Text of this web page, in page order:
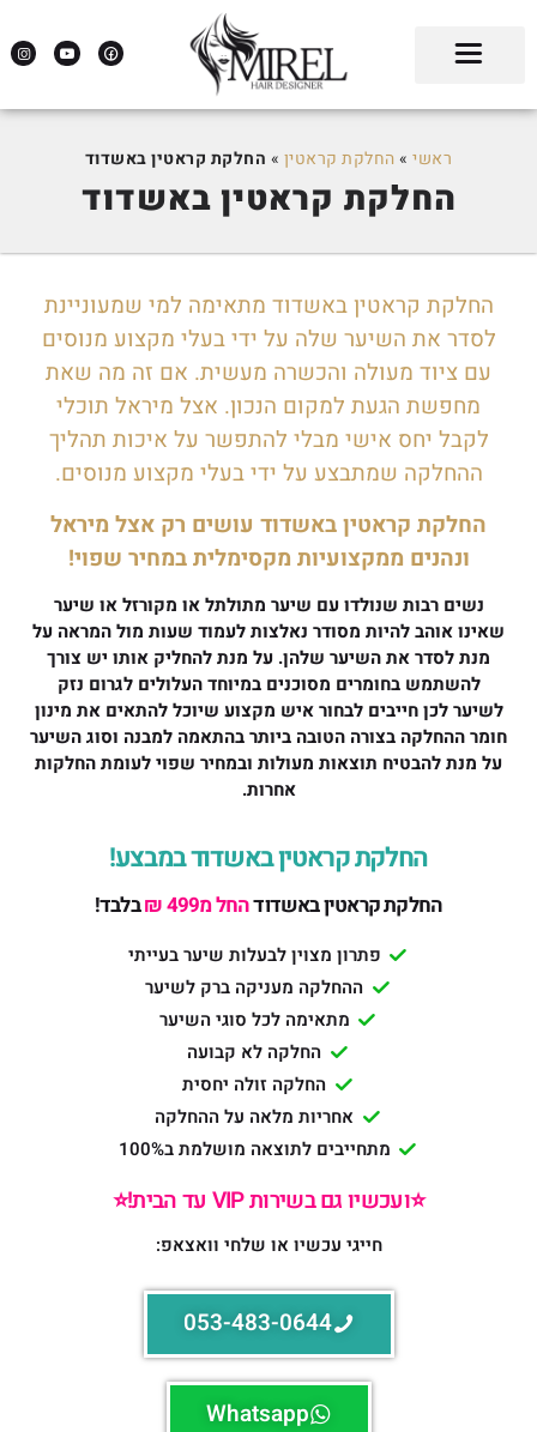
ראשי»החלקת קראטין » החלקת קראטין באשדוד
החלקת קראטין באשדוד
החלקת קראטין באשדוד מתאימה למי שמעוניינת
לסדר את השיער שלה על ידי בעלי מקצוע מנוסים
עם ציוד מעולה והכשרה מעשית. אם זה מה שאת
מחפשת הגעת למקום הנכון. אצל מיראל תוכלי
לקבל יחס אישי מבלי להתפשר על איכות תהליך
ההחלקה שמתבצע על ידי בעלי מקצוע מנוסים.
החלקת קראטין באשדוד עושים רק אצל מיראל
ונהנים ממקצועיות מקסימלית במחיר שפוי!
נשים רבות שנולדו עם שיער מתולתל או מקורזל או שיער
שאינו אוהב להיות מסודר נאלצות לעמוד שעות מול המראה על
מנת לסדר את השיער שלהן. על מנת להחליק אותו יש צורך
להשתמש בחומרים מסוכנים במיוחד העלולים לגרום נזק
לשיער לכן חייבים לבחור איש מקצוע שיוכל להתאים את מינון
חומר ההחלקה בצורה הטובה ביותר בהתאמה למבנה וסוג השיער
על מנת להבטיח תוצאות מעולות ובמחיר שפוי לעומת החלקות
אחרות.
החלקת קראטין באשדוד במבצע!
החלקת קראטין באשדודהחל מ499 ₪ בלבד!
פתרון מצוין לבעלות שיער בעייתי
ההחלקה מעניקה ברק לשיער
מתאימה לכל סוגי השיער
החלקה לא קבועה
החלקה זולה יחסית
אחריות מלאה על ההחלקה
מתחייבים לתוצאה מושלמת ב100%
⭐️ועכשיו גם בשירות VIP עד הבית!⭐️
חייגי עכשיו או שלחי וואצאפ:
053-483-0644
Whatsapp